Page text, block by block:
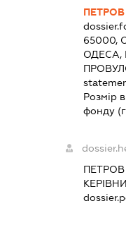
65000,
Розмір
фонду